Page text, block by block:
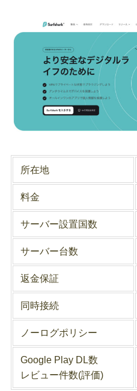
所在地
料金
サーバー設置国数
サーバー台数
返金保証
同時接続
ノーログポリシー
Google Play DL数
レビュー件数(評価)